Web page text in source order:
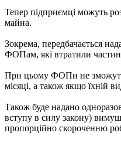
Тепер підприємці можуть
майна.
Зокрема, передбачається
ФОПам, які втратили
При цьому ФОПи не зможуть
місяці, а також якщо їхній
Також буде надано
вступу в силу закону)
пропорційно скороченню